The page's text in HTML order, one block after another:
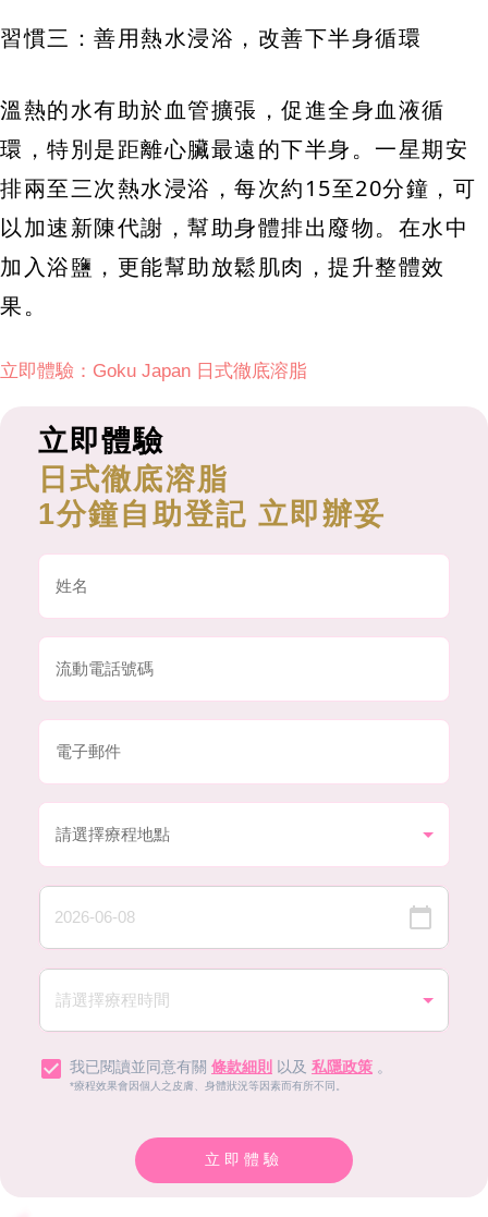
習慣三：善用熱水浸浴，改善下半身循環
溫熱的水有助於血管擴張，促進全身血液循
環，特別是距離心臟最遠的下半身。一星期安
排兩至三次熱水浸浴，每次約15至20分鐘，可
以加速新陳代謝，幫助身體排出廢物。在水中
加入浴鹽，更能幫助放鬆肌肉，提升整體效
果。
立即體驗：Goku Japan 日式徹底溶脂
立即體驗
日式徹底溶脂
1分鐘自助登記 立即辦妥
我已閱讀並同意有關 條款細則 以及 私隱政策 。
*療程效果會因個人之皮膚、身體狀況等因素而有所不同。
立即體驗